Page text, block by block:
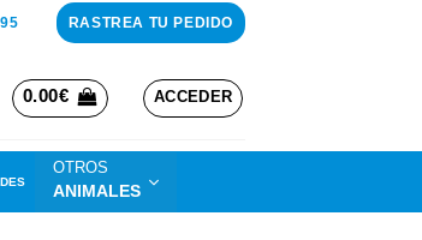
RASTREA TU PEDIDO
0.00€ ACCEDER
OTROS
ANIMALES